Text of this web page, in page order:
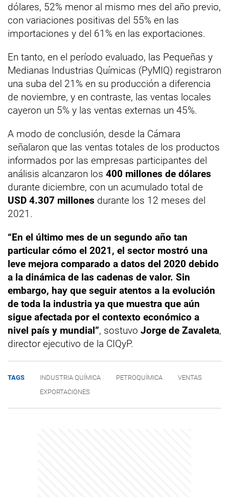
dólares, 52% menor al mismo mes del año previo,
con variaciones positivas del 55% en las
importaciones y del 61% en las exportaciones.
En tanto, en el período evaluado, las Pequeñas y
Medianas Industrias Químicas (PyMIQ) registraron
una suba del 21% en su producción a diferencia
de noviembre, y en contraste, las ventas locales
cayeron un 5% y las ventas externas un 45%.
A modo de conclusión, desde la Cámara
señalaron que las ventas totales de los productos
informados por las empresas participantes del
análisis alcanzaron los 400 millones de dólares
durante diciembre, con un acumulado total de
USD 4.307 millones durante los 12 meses del
2021.
“En el último mes de un segundo año tan
particular cómo el 2021, el sector mostró una
leve mejora comparado a datos del 2020 debido
a la dinámica de las cadenas de valor. Sin
embargo, hay que seguir atentos a la evolución
de toda la industria ya que muestra que aún
sigue afectada por el contexto económico a
nivel país y mundial”, sostuvo Jorge de Zavaleta,
director ejecutivo de la CIQyP.
TAGS INDUSTRIA QUÍMICA PETROQUÍMICA
VENTAS
EXPORTACIONES